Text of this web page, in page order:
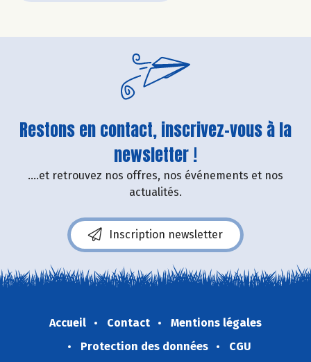
Restons en contact, inscrivez-vous à la
newsletter !
....et retrouvez nos offres, nos événements et nos
actualités.
Inscription newsletter
Accueil Contact
Mentions légales
Protection des données
CGU